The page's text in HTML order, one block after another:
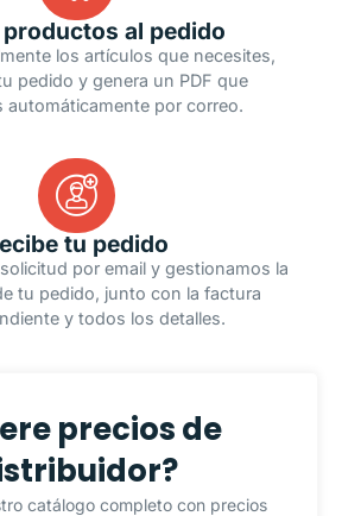
al pedido
los artículos que necesites,
pedido y genera un PDF que
automáticamente por correo.
tu pedido
por email y gestionamos la
tu pedido, junto con la factura
y todos los detalles.
precios de
catálogo completo con precios